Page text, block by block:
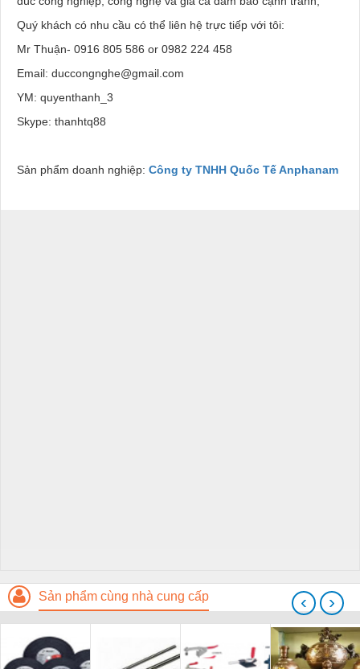
Quý khách có nhu cầu có thể liên hệ trực tiếp với tôi:
Mr Thuận- 0916 805 586 or 0982 224 458
Email: duccongnghe@gmail.com
YM: quyenthanh_3
Skype: thanhtq88
Sản phẩm doanh nghiệp: Công ty TNHH Quốc Tế Anphanam
Sản phẩm cùng nhà cung cấp ‹ ›